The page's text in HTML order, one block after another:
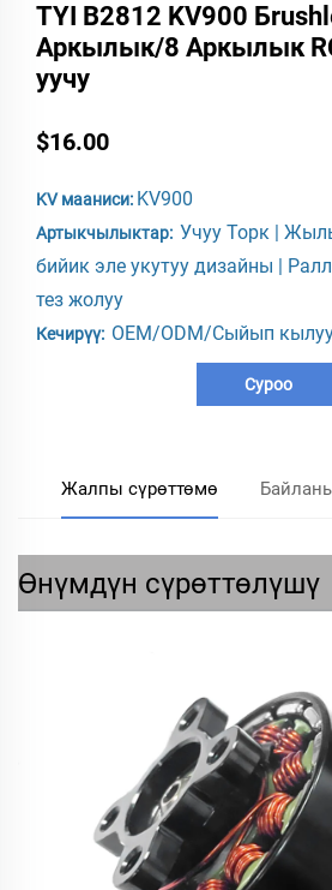
TYI B2812 KV900
Аркылык/8 Аркылык
уучу
$16.00
KV мааниси: KV900
Артыкчылыктар: Учуу Торк |
бийик эле укутуу дизайны |
тез жолуу
Кечирүү: OEM/ODM/Сыйып
Суроо
Жалпы сүрөттөмө
Өнүмдүн сүрөттөлүшү